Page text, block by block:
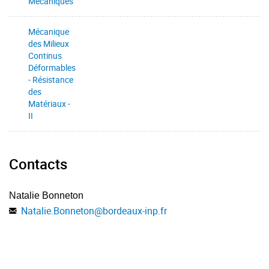
Mettre en œuvre des méthodes permettant de résoudre de
façon analytique des problèmes simplifiés de mécanique
des fluides (C1, N1)
fluides en maîtrisant les hypothèses simplificatrices (C1,
Mécanique
des Milieux
Continus
Déformables
- Résistance
des
Matériaux -
II
Contacts
Natalie Bonneton
Natalie.Bonneton@bordeaux-inp.fr